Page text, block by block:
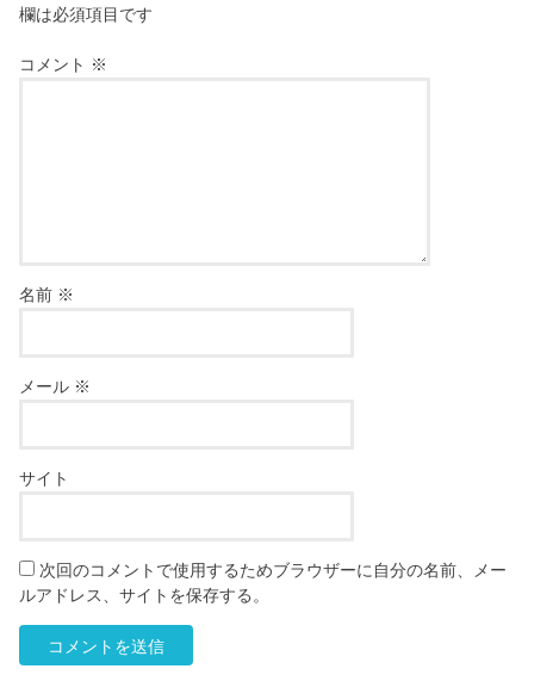
欄は必須項目です
コメント ※
名前 ※
メール ※
サイト
次回のコメントで使用するためブラウザーに自分の名前、メー
ルアドレス、サイトを保存する。